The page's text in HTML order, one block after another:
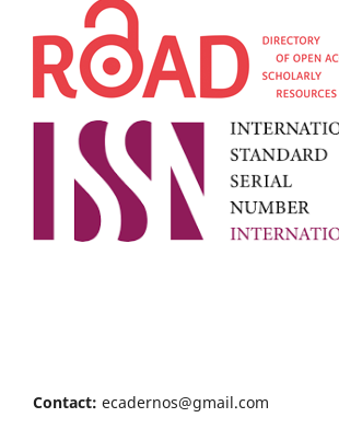
Contact: ecadernos@gmail.com